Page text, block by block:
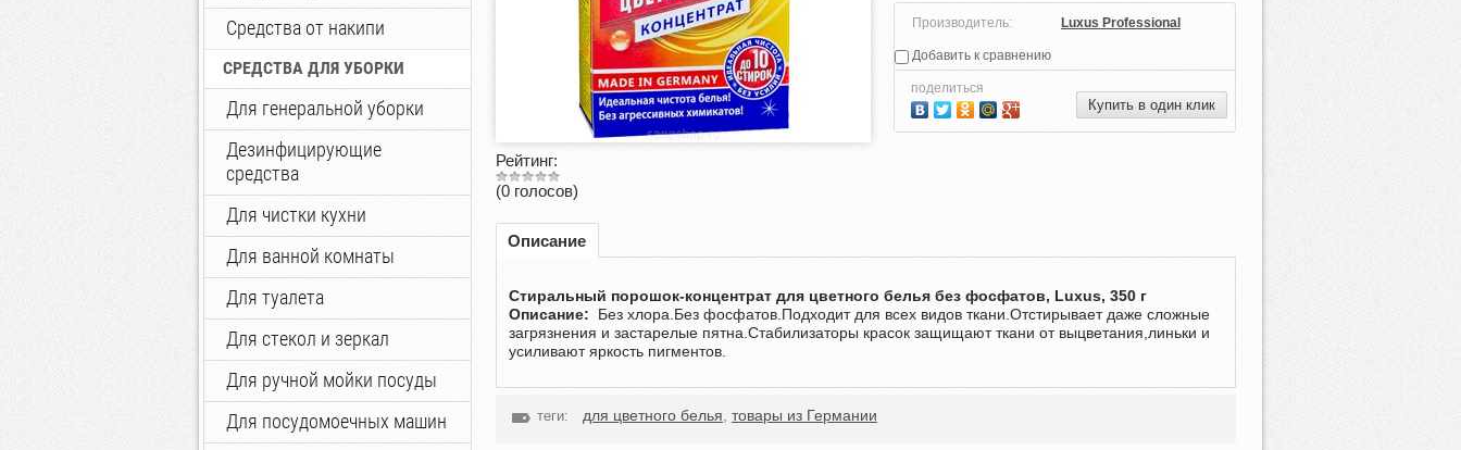
Средства от накипи
СРЕДСТВА ДЛЯ УБОРКИ
Для генеральной уборки
Дезинфицирующие
средства
Для чистки кухни
Для ванной комнаты
Для туалета
Для стекол и зеркал
Для ручной мойки посуды
Для посудомоечных машин
Рейтинг:
(0 голосов)
Производитель: Luxus Professional
Добавить к сравнению
поделиться
Купить в один клик
Описание
Стиральный порошок-концентрат для цветного белья без фосфатов, Luxus, 350 г
Описание:
Без хлора.Без фосфатов.Подходит для всех видов ткани.Отстирывает даже сложные
загрязнения и застарелые пятна.Стабилизаторы красок защищают ткани от выцветания,линьки и
усиливают яркость пигментов.
теги: для цветного белья, товары из Германии